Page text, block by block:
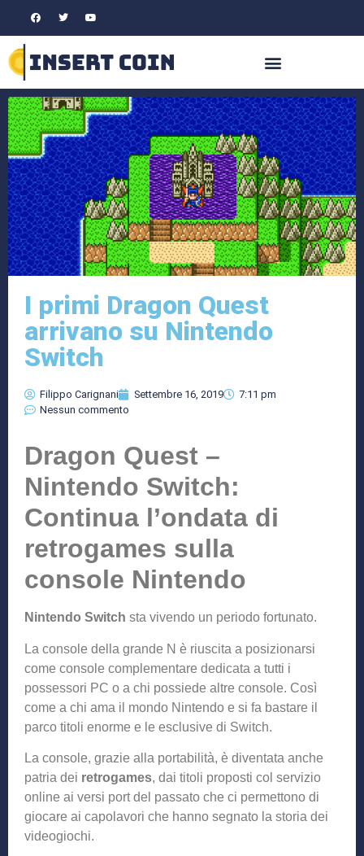
I primi Dragon Quest
arrivano su Nintendo
Switch
Filippo Carignani Settembre 16, 2019
7:11 pm
Nessun commento
Dragon Quest –
Nintendo Switch:
Continua l’ondata di
retrogames sulla
console Nintendo
Nintendo Switch sta vivendo un periodo fortunato.
La console della grande N è riuscita a posizionarsi
come console complementare dedicata a tutti i
possessori PC o a chi possiede altre console. Così
come a chi ama il mondo Nintendo e si fa bastare il
parco titoli enorme e le esclusive di Switch.
La console, grazie alla portabilità, è diventata anche
patria dei retrogames, dai titoli proposti col servizio
online ai versi port del passato che ci permettono di
giocare ai capolavori che hanno segnato la storia dei
videogiochi.